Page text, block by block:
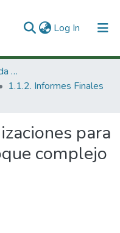
Log In (current)
1. Investigación Financiada con Recursos Públicos
1.1.2. Informes Finales
para
complejo